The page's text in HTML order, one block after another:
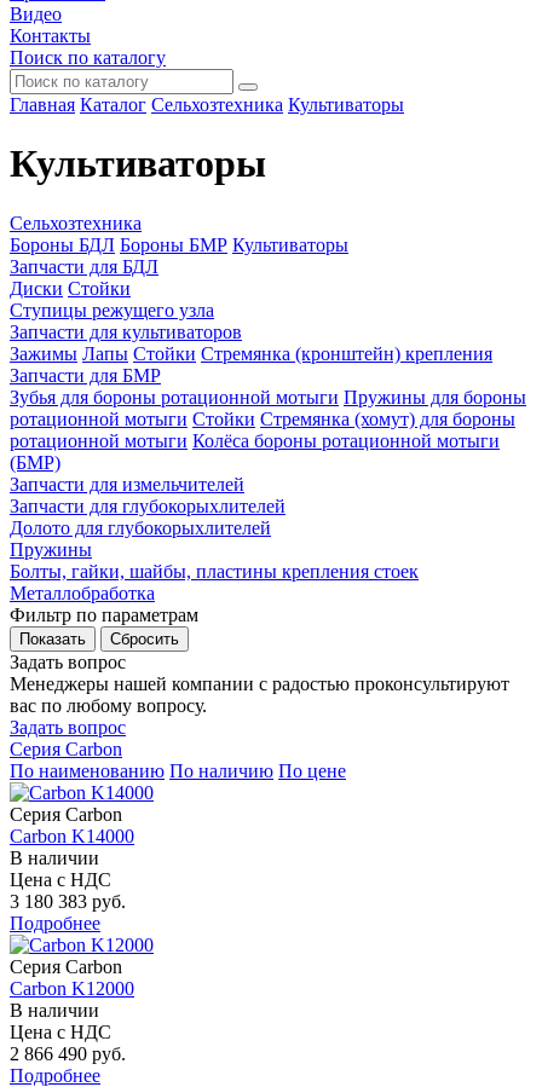
Видео
Контакты
Поиск по каталогу
Главная Каталог Сельхозтехника Культиваторы
Культиваторы
Сельхозтехника
Бороны БДЛ Бороны БМР Культиваторы
Запчасти для БДЛ
Диски Стойки
Ступицы режущего узла
Запчасти для культиваторов
Зажимы Лапы Стойки Стремянка (кронштейн) крепления
Запчасти для БМР
Зубья для бороны ротационной мотыги Пружины для бороны
ротационной мотыги Стойки Стремянка (хомут) для бороны
ротационной мотыги Колёса бороны ротационной мотыги
(БМР)
Запчасти для измельчителей
Запчасти для глубокорыхлителей
Долото для глубокорыхлителей
Пружины
Болты, гайки, шайбы, пластины крепления стоек
Металлобработка
Фильтр по параметрам
Задать вопрос
Менеджеры нашей компании с радостью проконсультируют
вас по любому вопросу.
Задать вопрос
Серия Carbon
По наименованию По наличию По цене
Серия Carbon
Carbon K14000
В наличии
Цена с НДС
3 180 383 руб.
Подробнее
Серия Carbon
Carbon K12000
В наличии
Цена с НДС
2 866 490 руб.
Подробнее